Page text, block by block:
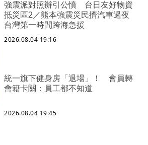
強震派對照辦引公憤 台日友好物資
抵災區2／熊本強震災民擠汽車過夜
台灣第一時間跨海急援
2026.08.04 19:16
統一旗下健身房「退場」！ 會員轉
會籍卡關：員工都不知道
2026.08.04 19:45